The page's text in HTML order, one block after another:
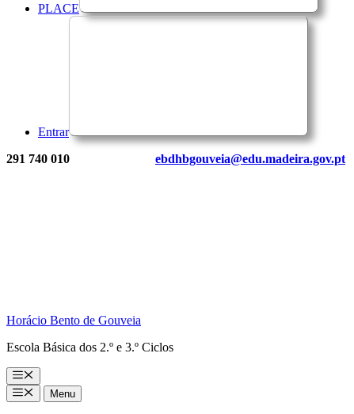
PLACE
Entrar
291 740 010 ebdhbgouveia@edu.madeira.gov.pt
Horácio Bento de Gouveia
Escola Básica dos 2.º e 3.º Ciclos
Menu
MenuMenu